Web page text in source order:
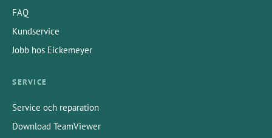
FAQ
Kundservice
Jobb hos Eickemeyer
SERVICE
Service och reparation
Download TeamViewer